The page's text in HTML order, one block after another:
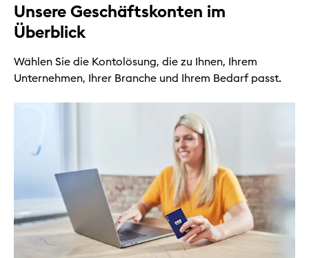
Tourismus
Kontakt & Services
Privat
Nachhaltig
Unsere Geschäftskonten im
Überblick
Wählen Sie die Kontolösung, die zu Ihnen, Ihrem
Unternehmen, Ihrer Branche und Ihrem Bedarf passt.